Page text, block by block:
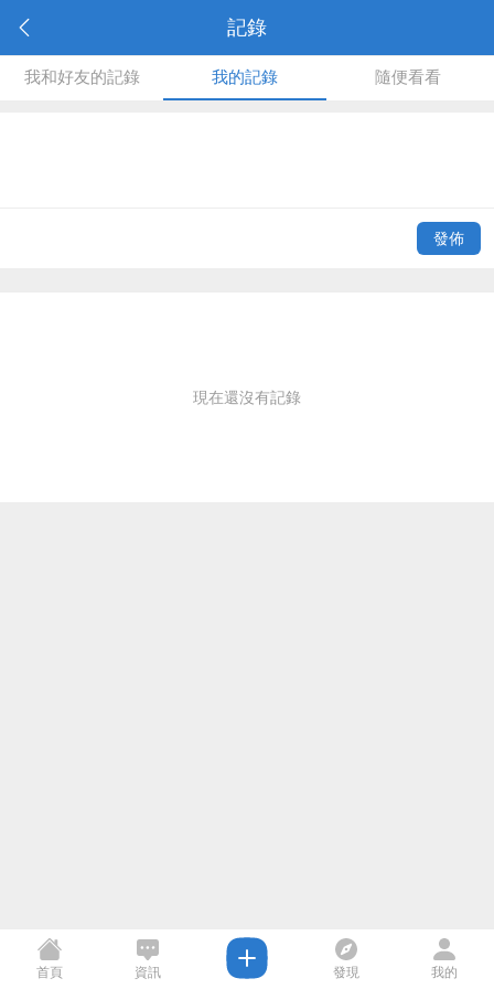
記錄
我和好友的記錄 我的記錄 隨便看看
發佈
現在還沒有記錄
首頁 資訊 發現 我的